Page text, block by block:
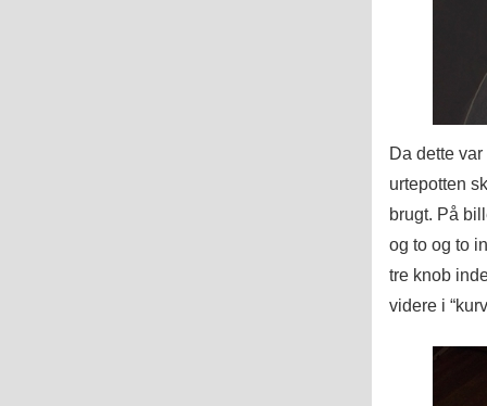
Da dette var
urtepotten
brugt. På
og to og to
tre knob
videre i